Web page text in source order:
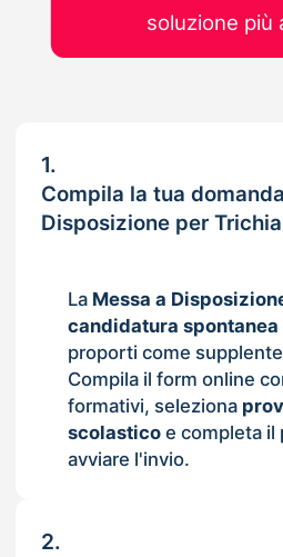
1.
Compila la tua
Disposizione per
La Messa a
candidatura spontanea
proporti come
Compila il form online
formativi, seleziona
scolasticoe completa il
avviare l'invio.
2.
soluzione più